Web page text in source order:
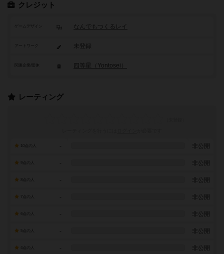
クレジット
ゲームデザイン なんでもつくるレイ
アートワーク 未登録
四等星（Yontosei）
レーティング
- 非公開
9点の人 - 非公開
- 非公開
7点の人 - 非公開
- 非公開
- 非公開
- 非公開